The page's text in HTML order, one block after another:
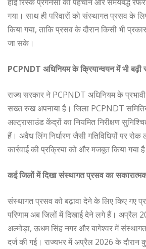
गया। साथ ही परिवारों को संस्थागत प्रसव के
किया गया, ताकि प्रसव के दौरान किसी भी
जा सके।
PCPNDT अधिनियम के क्रियान्वयन में भी बढ़ी
राज्य सरकार ने PCPNDT अधिनियम के
सख्त रुख अपनाया है। जिला PCPNDT
अल्ट्रासाउंड केंद्रों का नियमित निरीक्षण
हैं। अवैध लिंग निर्धारण जैसी गतिविधियों पर
कार्रवाई की प्रक्रिया को और मजबूत किया गया
कई जिलों में दिखा संस्थागत प्रसव का
संस्थागत प्रसव को बढ़ावा देने के लिए किए गए
परिणाम अब जिलों में दिखाई देने लगे हैं। अप्रैल
अल्मोड़ा, ऊधम सिंह नगर और बागेश्वर में
दर्ज की गई। राज्यभर में अप्रैल 2026 के